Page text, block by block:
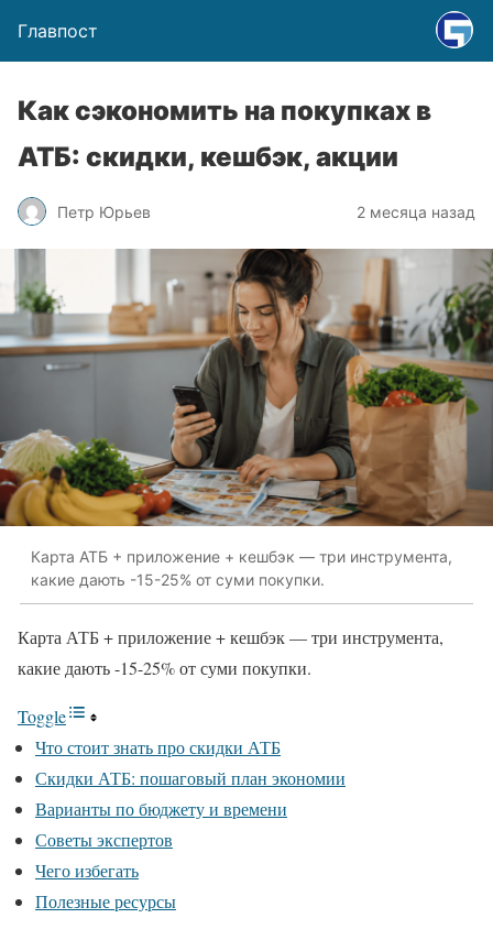
Главпост
Как сэкономить на покупках в
АТБ: скидки, кешбэк, акции
Петр Юрьев 2 месяца назад
Карта АТБ + приложение + кешбэк — три инструмента,
какие дають -15-25% от суми покупки.
Карта АТБ + приложение + кешбэк — три инструмента,
какие дають -15-25% от суми покупки.
Toggle
Что стоит знать про скидки АТБ
Скидки АТБ: пошаговый план экономии
Варианты по бюджету и времени
Советы экспертов
Чего избегать
Полезные ресурсы